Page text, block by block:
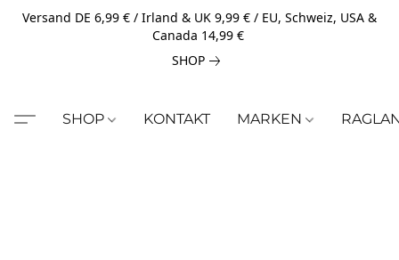
Versand DE 6,99 € / Irland & UK 9,99 € / EU, Schweiz, USA &
Canada 14,99 €
SHOP
SHOP KONTAKT MARKEN